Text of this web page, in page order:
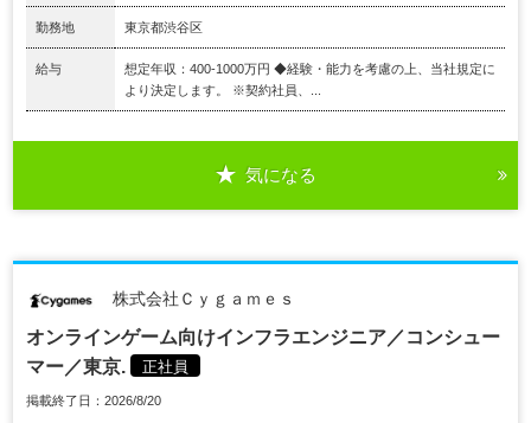
勤務地 東京都渋谷区
給与
想定年収：400-1000万円 ◆経験・能力を考慮の上、当社規定に
より決定します。 ※契約社員、...
気になる
株式会社Ｃｙｇａｍｅｓ
オンラインゲーム向けインフラエンジニア／コンシュー
マー／東京.
正社員
掲載終了日：2026/8/20